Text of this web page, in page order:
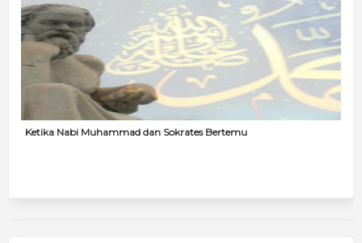
Ketika Nabi Muhammad dan Sokrates Bertemu